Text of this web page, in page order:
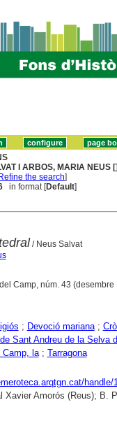
I ARBOS, MARIA NEUS
the search]
in format [Default]
/ Neus Salvat
Camp, núm. 43 (desembre
; Devoció mariana;
Sant Andreu de la Selva
Camp, la; Tarragona
handle/
Xavier Amorós (Reus); B.